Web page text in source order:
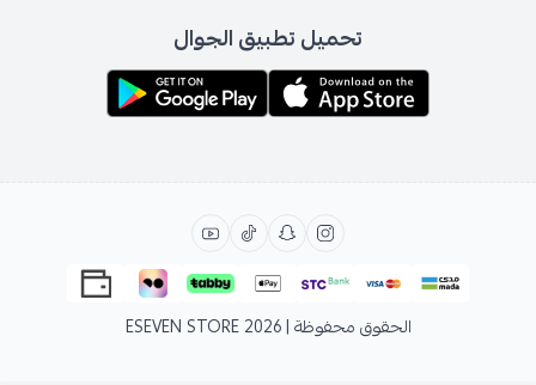
تحميل تطبيق الجوال
الحقوق محفوظة | 2026 ESEVEN STORE